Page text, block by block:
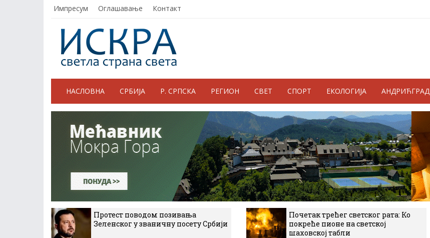
Импресум Оглашавање Контакт
НАСЛОВНА СРБИЈА Р. СРПСКА РЕГИОН СВЕТ СПОРТ ЕКОЛОГИЈА АНДРИЋГРАД
Протест поводом позивања
Зеленског у званичну посету Србији
Почетак трећег светског рата: Ко
покреће пионе на светској
шаховској табли